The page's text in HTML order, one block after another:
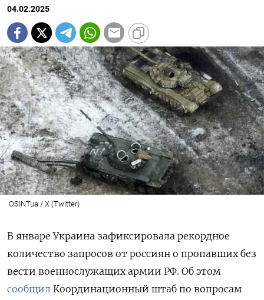
04.02.2025
OSINTua / X (Twitter)
В январе Украина зафиксировала рекордное
количество запросов от россиян о пропавших без
вести военнослужащих армии РФ. Об этом
сообщил Координационный штаб по вопросам